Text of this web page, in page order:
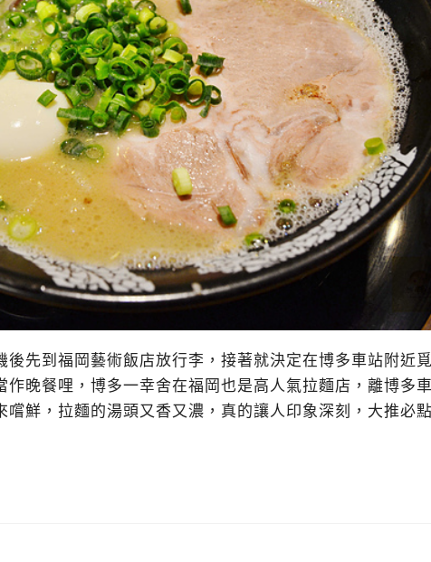
後先到福岡藝術飯店放行李，接著就決定在博多車站附近
作晚餐哩，博多一幸舍在福岡也是高人氣拉麵店，離博多
鮮，拉麵的湯頭又香又濃，真的讓人印象深刻，大推必點